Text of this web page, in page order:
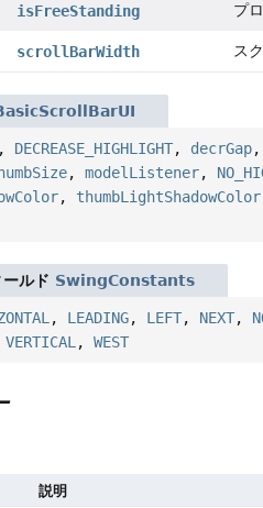
isFreeStanding プ
scrollBarWidth ス
, DECREASE_HIGHLIGHT, decrGap,
,modelListener,
, thumbLightShadowColor
ルド SwingConstants
, LEADING, LEFT, NEXT,
VERTICAL,WEST
説明